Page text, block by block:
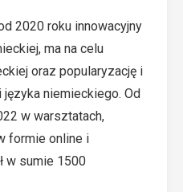
2020 roku innowacyjny
ma na celu
oraz popularyzację i
niemieckiego. Od
w warsztatach,
formie online i
w sumie 1500